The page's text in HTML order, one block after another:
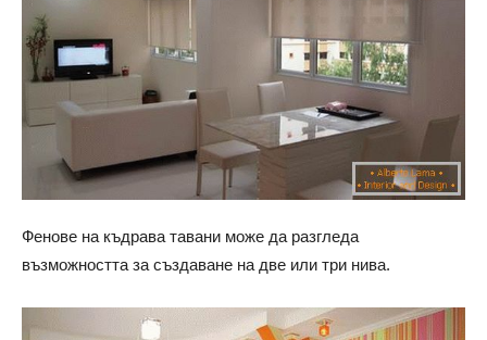
Фенове на къдрава тавани може да разгледа
възможността за създаване на две или три нива.